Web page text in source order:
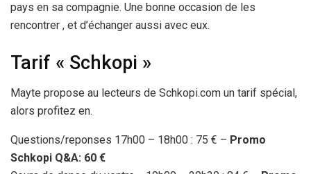
pays en sa compagnie. Une bonne occasion de les
rencontrer , et d’échanger aussi avec eux.
Tarif « Schkopi »
Mayte propose au lecteurs de Schkopi.com un tarif spécial,
alors profitez en.
Questions/reponses 17h00 – 18h00 : 75 € – Promo
Schkopi Q&A: 60 €